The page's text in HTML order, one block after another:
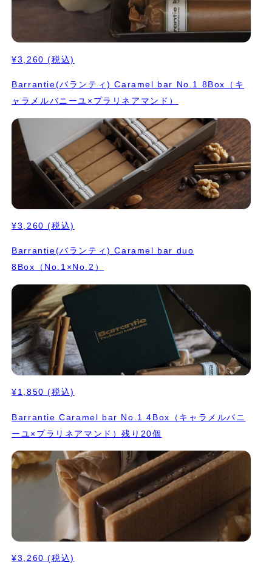
¥3,260 (税込)
Barrantie(バランティ) Caramel bar No.1 8Box（キ
ャラメルバニーユ×プラリネアマンド）
¥3,260 (税込)
Barrantie(バランティ) Caramel bar duo
8Box（No.1×No.2）
¥1,850 (税込)
Barrantie Caramel bar No.1 4Box（キャラメルバニ
ーユ×プラリネアマンド）残り20個
¥3,260 (税込)